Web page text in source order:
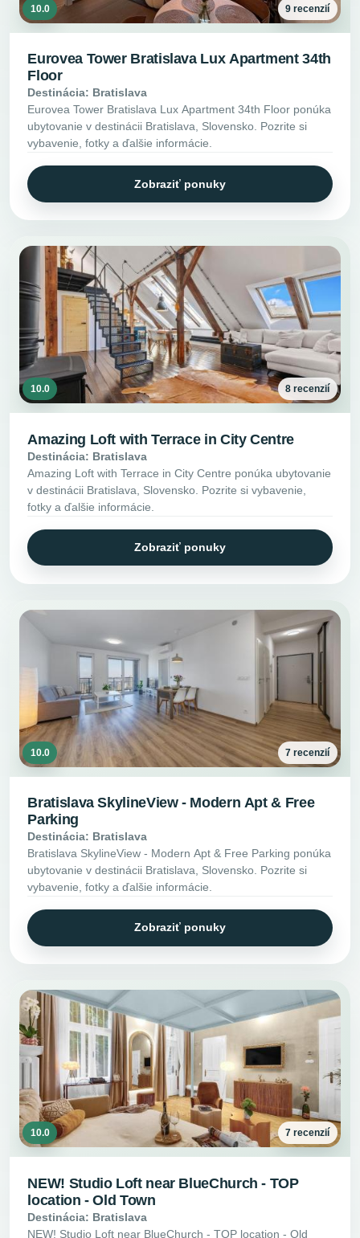
10.0 9 recenzií
Eurovea Tower Bratislava Lux Apartment 34th
Floor
Destinácia: Bratislava
Eurovea Tower Bratislava Lux Apartment 34th Floor ponúka
ubytovanie v destinácii Bratislava, Slovensko. Pozrite si
vybavenie, fotky a ďalšie informácie.
Zobraziť ponuky
10.0 8 recenzií
Amazing Loft with Terrace in City Centre
Destinácia: Bratislava
Amazing Loft with Terrace in City Centre ponúka ubytovanie
v destinácii Bratislava, Slovensko. Pozrite si vybavenie,
fotky a ďalšie informácie.
Zobraziť ponuky
10.0 7 recenzií
Bratislava SkylineView - Modern Apt & Free
Parking
Destinácia: Bratislava
Bratislava SkylineView - Modern Apt & Free Parking ponúka
ubytovanie v destinácii Bratislava, Slovensko. Pozrite si
vybavenie, fotky a ďalšie informácie.
Zobraziť ponuky
10.0 7 recenzií
NEW! Studio Loft near BlueChurch - TOP
location - Old Town
Destinácia: Bratislava
NEW! Studio Loft near BlueChurch - TOP location - Old